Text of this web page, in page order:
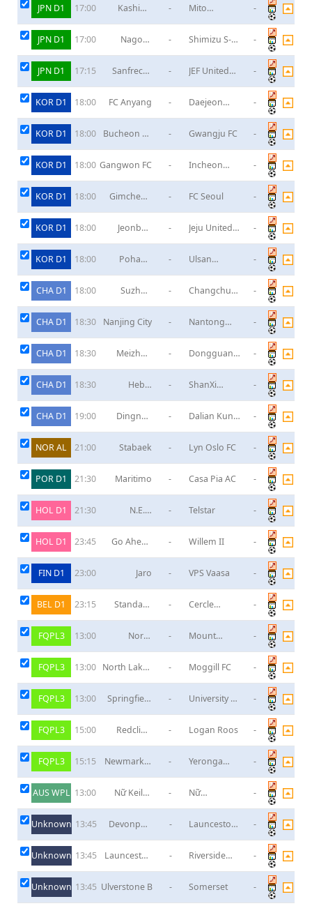
JPN D1 17:00
Kashiwa
-
Mito
-
JPN D1 17:00
Nagoya
Eight
-
Shimizu S-
-
JPN D1 17:15
Sanfrecce
-
JEF United
-
KOR D1 18:00 FC Anyang -
Daejeon
-
KOR D1 18:00
Bucheon FC
- Gwangju FC -
KOR D1 18:00 Gangwon FC -
Incheon
-
KOR D1 18:00
Gimcheon
- FC Seoul -
KOR D1 18:00
Jeonbuk
Motors
-
Jeju United
-
KOR D1 18:00
Pohang
-
Ulsan
-
CHA D1 18:00
Suzhou
-
Changchun
-
CHA D1 18:30 Nanjing City -
Nantong
-
CHA D1 18:30
Meizhou
-
Dongguan
-
CHA D1 18:30
Hebei
-
ShanXi
-
CHA D1 19:00
Dingnan
-
Dalian Kun
-
NOR AL 21:00 Stabaek - Lyn Oslo FC -
POR D1 21:30 Maritimo - Casa Pia AC -
HOL D1 21:30
N.E.C.
- Telstar -
HOL D1 23:45
Go Ahead
- Willem II -
FIN D1 23:00 Jaro - VPS Vaasa -
BEL D1 23:15
Standard
-
Cercle
-
FQPL3 13:00
North
-
Mount
Hawks
-
FQPL3 13:00 North Lakes
- Moggill FC -
FQPL3 13:00
Springfield
-
University of
-
FQPL3 15:00
Redcliffe
- Logan Roos -
FQPL3 15:15
Newmarket
-
Yeronga
-
AUS WPL 13:00
Nữ Keilor
-
Nữ
-
Unknown 13:45
Devonport
-
Launceston
-
Unknown 13:45
Launceston
-
Riverside
-
Unknown 13:45 Ulverstone B - Somerset -